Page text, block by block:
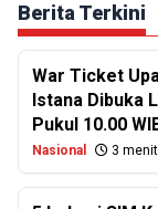
Berita Terkini
War Ticket
Istana Dibuka
Pukul 10.00
Nasional 3